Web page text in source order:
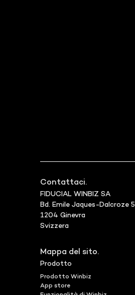
Contattaci.
FIDUCIAL WINBIZ SA
Bd. Emile Jaques-Dalcroze 5
1204 Ginevra
Svizzera
Mappa del sito.
Prodotto
Prodotto Winbiz
App store